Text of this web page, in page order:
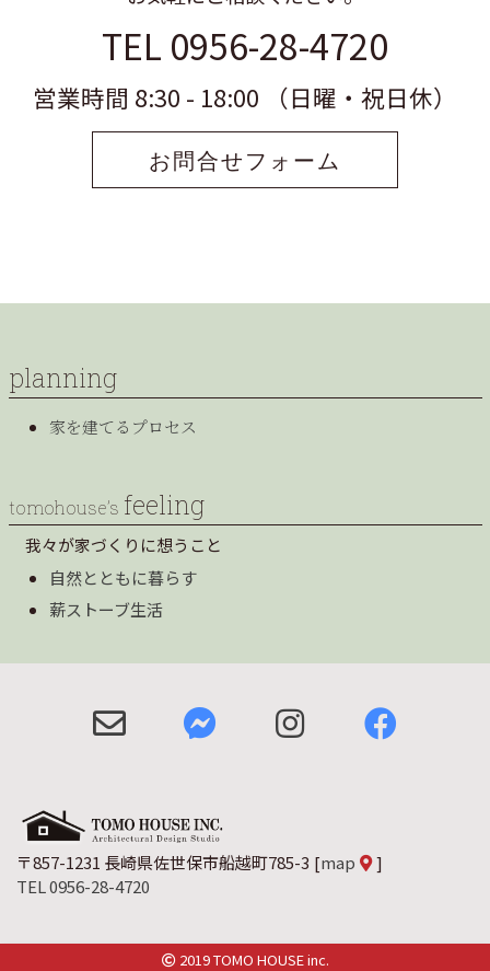
TEL 0956-28-4720
営業時間 8:30 - 18:00 （日曜・祝日休）
お問合せフォーム
planning
家を建てるプロセス
tomohouse’s feeling
我々が家づくりに想うこと
自然とともに暮らす
薪ストーブ生活
〒857-1231 長崎県佐世保市船越町785-3 [map
]
TEL 0956-28-4720
2019 TOMO HOUSE inc.